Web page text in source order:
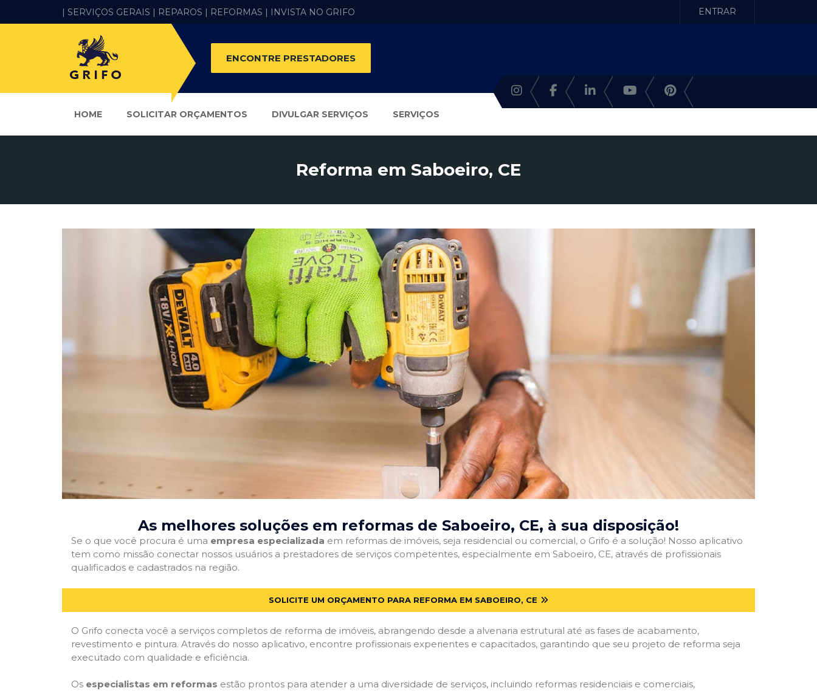
| SERVIÇOS GERAIS | REPAROS | REFORMAS | INVISTA NO GRIFO ENTRAR
ENCONTRE PRESTADORES
HOME SOLICITAR ORÇAMENTOS DIVULGAR SERVIÇOS SERVIÇOS
Reforma em Saboeiro, CE
As melhores soluções em reformas de Saboeiro, CE, à sua disposição!
Se o que você procura é uma empresa especializada em reformas de imóveis, seja residencial ou comercial, o Grifo é a solução! Nosso aplicativo
tem como missão conectar nossos usuários a prestadores de serviços competentes, especialmente em Saboeiro, CE, através de profissionais
qualificados e cadastrados na região.
SOLICITE UM ORÇAMENTO PARA REFORMA EM SABOEIRO, CE
O Grifo conecta você a serviços completos de reforma de imóveis, abrangendo desde a alvenaria estrutural até as fases de acabamento,
revestimento e pintura. Através do nosso aplicativo, encontre profissionais experientes e capacitados, garantindo que seu projeto de reforma seja
executado com qualidade e eficiência.
Os especialistas em reformas estão prontos para atender a uma diversidade de serviços, incluindo reformas residenciais e comerciais,